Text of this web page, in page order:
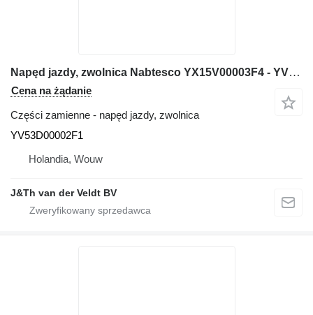
Napęd jazdy, zwolnica Nabtesco YX15V00003F4 - YV53D00002F1 do maszyn budowlanych Kobelco E115SR E135SR SK135SR SK135SRL E135SRLC SK115SRDZ SK135SRLC SK135SR-1E SK135SRL-1E SK115SRDZ-1E SK135SRLC-1E
Cena na żądanie
Części zamienne - napęd jazdy, zwolnica
YV53D00002F1
Holandia, Wouw
J&Th van der Veldt BV